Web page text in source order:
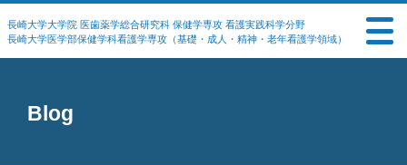
長崎大学大学院 医歯薬学総合研究科 保健学専攻 看護実践科学分野
長崎大学医学部保健学科看護学専攻（基礎・成人・精神・老年看護学領域）
Blog